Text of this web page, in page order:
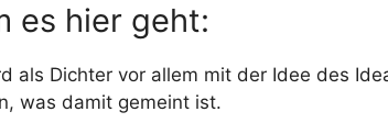
es hier geht:
als Dichter vor allem mit der Idee des
was damit gemeint ist.